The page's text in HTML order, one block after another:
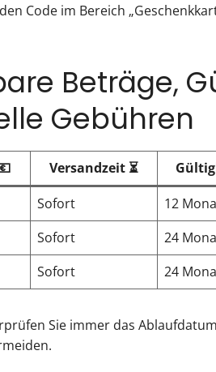
Code im Bereich
Beträge,
Gebühren
Versandzeit ⏳
Sofort 12
Sofort 24
Sofort 24
Sie immer das